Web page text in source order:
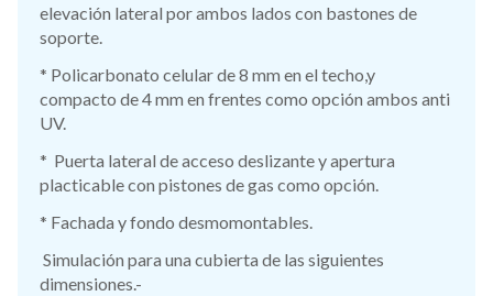
elevación lateral por ambos lados con bastones de
soporte.
* Policarbonato celular de 8 mm en el techo,y
compacto de 4 mm en frentes como opción ambos anti
UV.
* Puerta lateral de acceso deslizante y apertura
placticable con pistones de gas como opción.
* Fachada y fondo desmomontables.
Simulación para una cubierta de las siguientes
dimensiones.-